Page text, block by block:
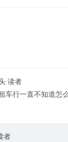
读者
车行一直不知道怎
者